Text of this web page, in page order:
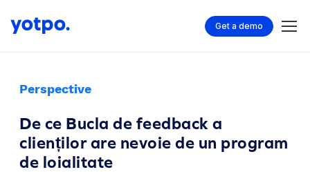
Get a demo
Perspective
De ce Bucla de feedback a
clienților are nevoie de un program
de loialitate